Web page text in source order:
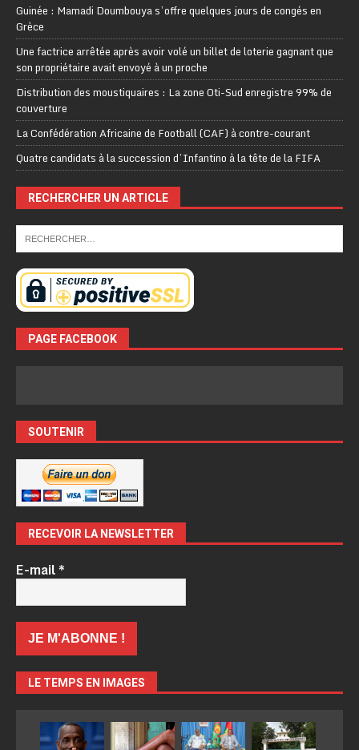
Guinée : Mamadi Doumbouya s’offre quelques jours de congés en
Grèce
Une factrice arrêtée après avoir volé un billet de loterie gagnant que
son propriétaire avait envoyé à un proche
Distribution des moustiquaires : La zone Oti-Sud enregistre 99% de
couverture
La Confédération Africaine de Football (CAF) à contre-courant
Quatre candidats à la succession d’Infantino à la tête de la FIFA
RECHERCHER UN ARTICLE
PAGE FACEBOOK
SOUTENIR
RECEVOIR LA NEWSLETTER
E-mail*
LE TEMPS EN IMAGES